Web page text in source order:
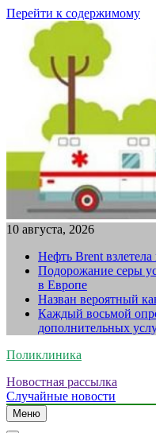
Перейти к содержимому
10 августа, 2026
Нефть Brent
Подорожание серы
в Европе
Назван вероятный
Каждый восьмой
дополнительных
Поликлиника
Новостная рассылка
Случайные новости
Меню